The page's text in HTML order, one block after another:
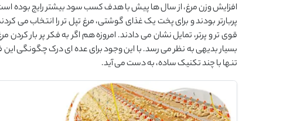
افزایش وزن مرغ، از سال ها پیش با هدف کسب سود بیشتر رایج بوده
پربارتر بودند و برای پخت یک غذای گوشتی، مرغ تپل تر را انتخاب می
قوی تر و پرتر، تمایل نشان می دادند. امروزه هم اگر به فکر پر بار
بسیار بدیهی به نظر می رسد. با این وجود برای عده ای درک چگونگی
تنها با چند تکنیک ساده، به دست می آید.